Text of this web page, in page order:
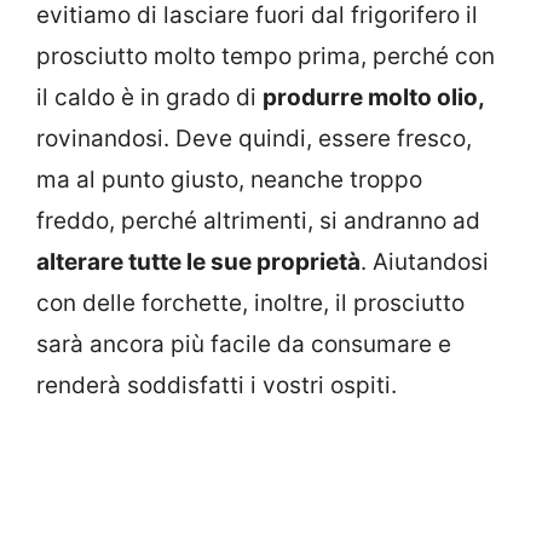
evitiamo di lasciare fuori dal frigorifero il
prosciutto molto tempo prima, perché con
il caldo è in grado di produrre molto olio,
rovinandosi. Deve quindi, essere fresco,
ma al punto giusto, neanche troppo
freddo, perché altrimenti, si andranno ad
alterare tutte le sue proprietà. Aiutandosi
con delle forchette, inoltre, il prosciutto
sarà ancora più facile da consumare e
renderà soddisfatti i vostri ospiti.